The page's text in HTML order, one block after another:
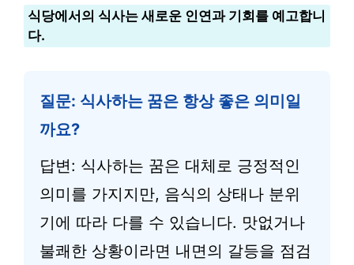
식당에서의 식사는 새로운 인연과 기회를 예고합니
다.
질문: 식사하는 꿈은 항상 좋은 의미일
까요?
답변: 식사하는 꿈은 대체로 긍정적인
의미를 가지지만, 음식의 상태나 분위
기에 따라 다를 수 있습니다. 맛없거나
불쾌한 상황이라면 내면의 갈등을 점검